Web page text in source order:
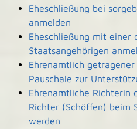
Eheschließung bei
anmelden
Eheschließung mit einer
Staatsangehörigen
Ehrenamtlich
Pauschale zur
Ehrenamtliche Richterin
Richter (Schöffen) beim
werden